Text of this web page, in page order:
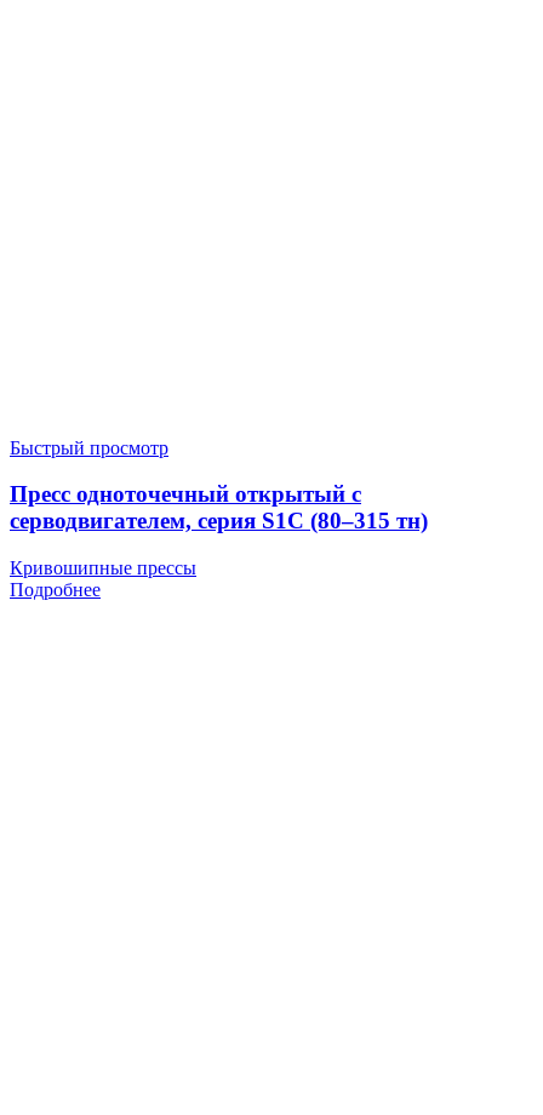
Быстрый просмотр
Пресс одноточечный открытый с
серводвигателем, серия S1C (80–315 тн)
Кривошипные прессы
Подробнее